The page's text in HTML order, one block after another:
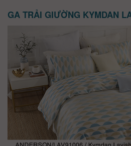
GA TRẢI GIƯỜNG KYMDAN